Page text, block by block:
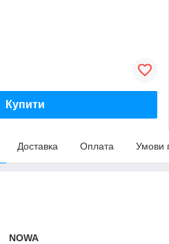
Купити
Доставка Оплата Умови
NOWA